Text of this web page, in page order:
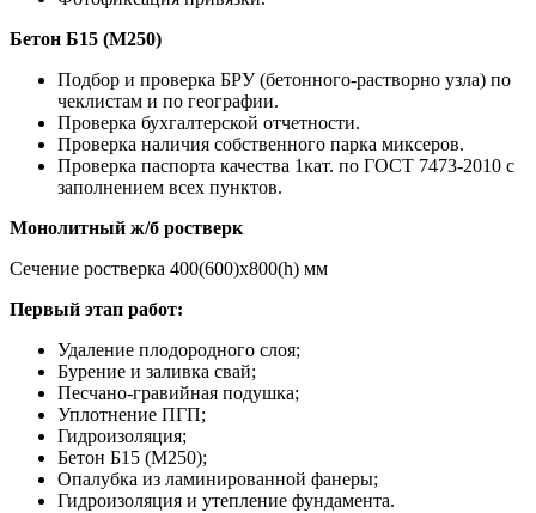
Бетон Б15 (М250)
Подбор и проверка БРУ (бетонного-растворно узла) по
чеклистам и по географии.
Проверка бухгалтерской отчетности.
Проверка наличия собственного парка миксеров.
Проверка паспорта качества 1кат. по ГОСТ 7473-2010 с
заполнением всех пунктов.
Монолитный ж/б ростверк
Сечение ростверка 400(600)х800(h) мм
Первый этап работ:
Удаление плодородного слоя;
Бурение и заливка свай;
Песчано-гравийная подушка;
Уплотнение ПГП;
Гидроизоляция;
Бетон Б15 (М250);
Опалубка из ламинированной фанеры;
Гидроизоляция и утепление фундамента.